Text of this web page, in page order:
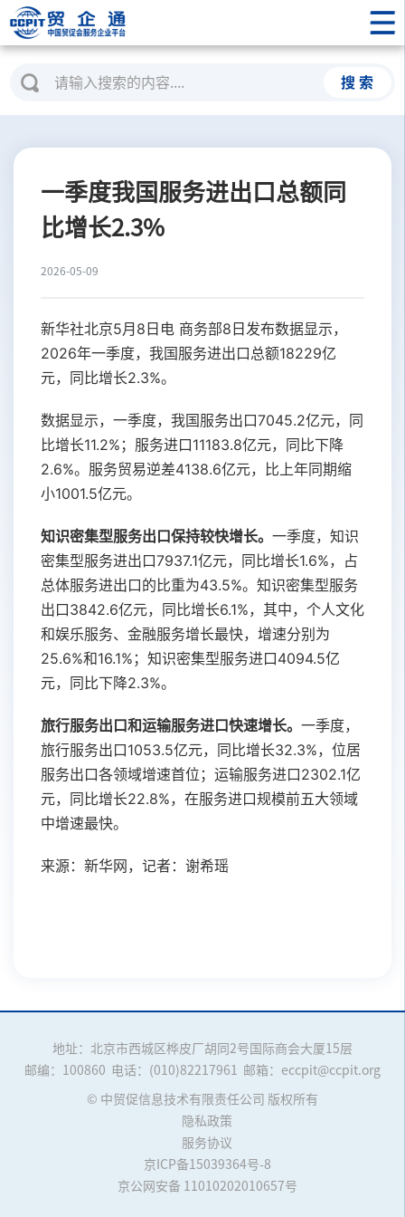
搜 索
一季度我国服务进出口总额同
比增长2.3%
2026-05-09
新华社北京5月8日电 商务部8日发布数据显示，
2026年一季度，我国服务进出口总额18229亿
元，同比增长2.3%。
数据显示，一季度，我国服务出口7045.2亿元，同
比增长11.2%；服务进口11183.8亿元，同比下降
2.6%。服务贸易逆差4138.6亿元，比上年同期缩
小1001.5亿元。
知识密集型服务出口保持较快增长。 一季度，知识
密集型服务进出口7937.1亿元，同比增长1.6%，占
总体服务进出口的比重为43.5%。知识密集型服务
出口3842.6亿元，同比增长6.1%，其中，个人文化
和娱乐服务、金融服务增长最快，增速分别为
25.6%和16.1%；知识密集型服务进口4094.5亿
元，同比下降2.3%。
旅行服务出口和运输服务进口快速增长。 一季度，
旅行服务出口1053.5亿元，同比增长32.3%，位居
服务出口各领域增速首位；运输服务进口2302.1亿
元，同比增长22.8%，在服务进口规模前五大领域
中增速最快。
来源：新华网，记者：谢希瑶
地址：北京市西城区桦皮厂胡同2号国际商会大厦15层
邮编：100860
电话：(010)82217961 邮箱：eccpit@ccpit.org
© 中贸促信息技术有限责任公司 版权所有
隐私政策
服务协议
京ICP备15039364号-8
京公网安备 11010202010657号